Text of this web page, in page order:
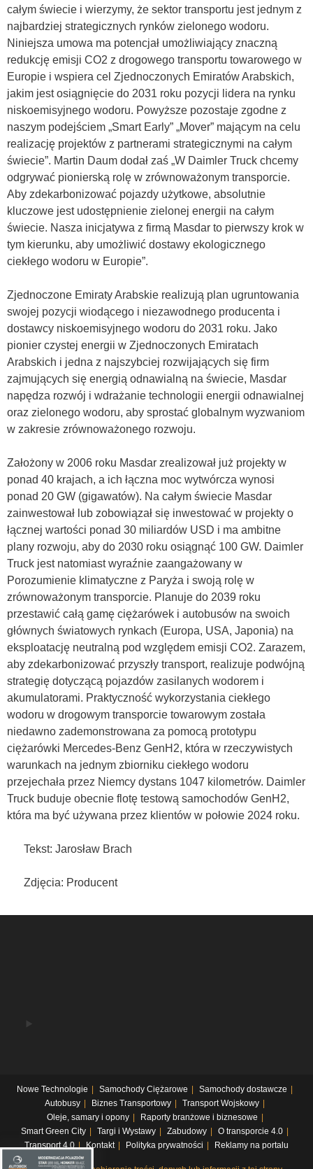
całym świecie i wierzymy, że sektor transportu jest jednym z
najbardziej strategicznych rynków zielonego wodoru.
Niniejsza umowa ma potencjał umożliwiający znaczną
redukcję emisji CO2 z drogowego transportu towarowego w
Europie i wspiera cel Zjednoczonych Emiratów Arabskich,
jakim jest osiągnięcie do 2031 roku pozycji lidera na rynku
niskoemisyjnego wodoru. Powyższe pozostaje zgodne z
naszym podejściem „Smart Early” „Mover” mającym na celu
realizację projektów z partnerami strategicznymi na całym
świecie”. Martin Daum dodał zaś „W Daimler Truck chcemy
odgrywać pionierską rolę w zrównoważonym transporcie.
Aby zdekarbonizować pojazdy użytkowe, absolutnie
kluczowe jest udostępnienie zielonej energii na całym
świecie. Nasza inicjatywa z firmą Masdar to pierwszy krok w
tym kierunku, aby umożliwić dostawy ekologicznego
ciekłego wodoru w Europie”.
Zjednoczone Emiraty Arabskie realizują plan ugruntowania
swojej pozycji wiodącego i niezawodnego producenta i
dostawcy niskoemisyjnego wodoru do 2031 roku. Jako
pionier czystej energii w Zjednoczonych Emiratach
Arabskich i jedna z najszybciej rozwijających się firm
zajmujących się energią odnawialną na świecie, Masdar
napędza rozwój i wdrażanie technologii energii odnawialnej
oraz zielonego wodoru, aby sprostać globalnym wyzwaniom
w zakresie zrównoważonego rozwoju.
Założony w 2006 roku Masdar zrealizował już projekty w
ponad 40 krajach, a ich łączna moc wytwórcza wynosi
ponad 20 GW (gigawatów). Na całym świecie Masdar
zainwestował lub zobowiązał się inwestować w projekty o
łącznej wartości ponad 30 miliardów USD i ma ambitne
plany rozwoju, aby do 2030 roku osiągnąć 100 GW. Daimler
Truck jest natomiast wyraźnie zaangażowany w
Porozumienie klimatyczne z Paryża i swoją rolę w
zrównoważonym transporcie. Planuje do 2039 roku
przestawić całą gamę ciężarówek i autobusów na swoich
głównych światowych rynkach (Europa, USA, Japonia) na
eksploatację neutralną pod względem emisji CO2. Zarazem,
aby zdekarbonizować przyszły transport, realizuje podwójną
strategię dotyczącą pojazdów zasilanych wodorem i
akumulatorami. Praktyczność wykorzystania ciekłego
wodoru w drogowym transporcie towarowym została
niedawno zademonstrowana za pomocą prototypu
ciężarówki Mercedes-Benz GenH2, która w rzeczywistych
warunkach na jednym zbiorniku ciekłego wodoru
przejechała przez Niemcy dystans 1047 kilometrów. Daimler
Truck buduje obecnie flotę testową samochodów GenH2,
która ma być używana przez klientów w połowie 2024 roku.
Tekst: Jarosław Brach
Zdjęcia: Producent
Nowe Technologie Samochody Ciężarowe
Samochody dostawcze
Autobusy
Biznes Transportowy
Transport Wojskowy
Oleje, samary i opony
Raporty branżowe i biznesowe
Smart Green City
Targi i Wystawy Zabudowy
O transporcie 4.0
Transport 4.0
Kontakt Polityka prywatności Reklamy na portalu